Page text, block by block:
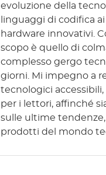
evoluzione della
linguaggi di codifica
hardware innovativi.
scopo è quello di
complesso gergo
giorni. Mi impegno a
tecnologici
per i lettori, affinché
sulle ultime
prodotti del mondo